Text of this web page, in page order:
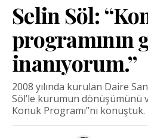
Selin Söl:
programının
inanıyorum.”
2008 yılında kurulan Daire
Söl’le kurumun dönüşümünü
Konuk Programı’’nı konuştuk.